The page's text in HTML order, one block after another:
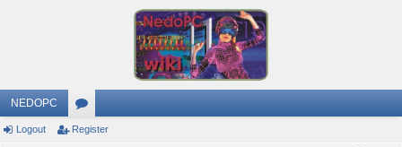
NEDOPC
or
Logout Register